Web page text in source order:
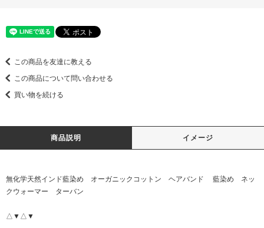
この商品を友達に教える
この商品について問い合わせる
買い物を続ける
商品説明 イメージ
無化学天然インド藍染め オーガニックコットン ヘアバンド 藍染め ネッ
クウォーマー ターバン
△▼△▼